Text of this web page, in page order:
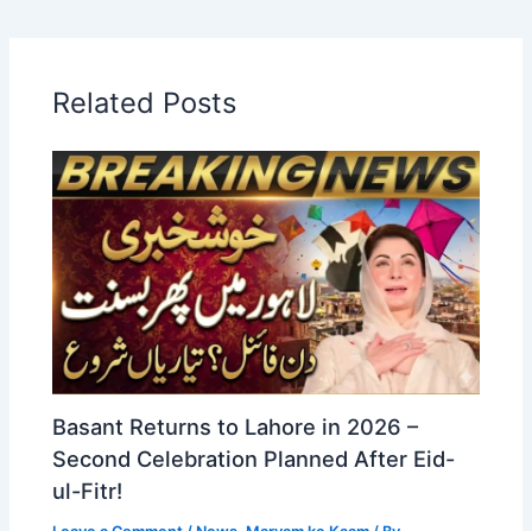
Related Posts
Basant Returns to Lahore in 2026 –
Second Celebration Planned After Eid-
ul-Fitr!